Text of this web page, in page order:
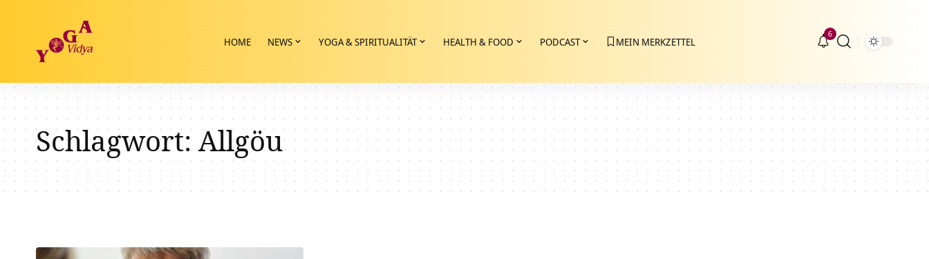
HOME NEWS YOGA & SPIRITUALITÄT HEALTH & FOOD PODCAST MEIN MERKZETTEL
6
Schlagwort:Allgöu